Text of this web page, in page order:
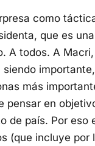
como
que es
A todos. A
más
pensar en
de país. Por eso
(que incluye por